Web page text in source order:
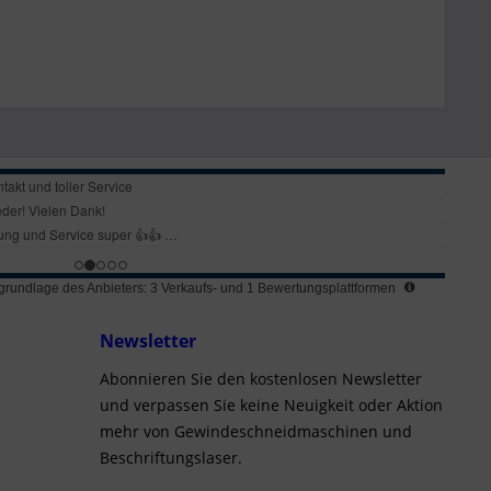
des Anbieters: 3 Verkaufs- und 1 Bewertungsplattformen
Newsletter
Abonnieren Sie den kostenlosen Newsletter
und verpassen Sie keine Neuigkeit oder Aktion
mehr von Gewindeschneidmaschinen und
Beschriftungslaser.